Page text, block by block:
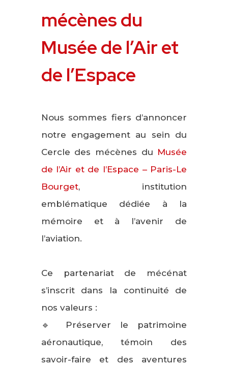
mécènes du
Musée de l’Air et
de l’Espace
Nous sommes fiers d’annoncer
notre engagement au sein du
Cercle des mécènes du Musée
de l’Air et de l’Espace – Paris-Le
Bourget, institution
emblématique dédiée à la
mémoire et à l’avenir de
l’aviation.
Ce partenariat de mécénat
s’inscrit dans la continuité de
nos valeurs :
🔹 Préserver le patrimoine
aéronautique, témoin des
savoir-faire et des aventures